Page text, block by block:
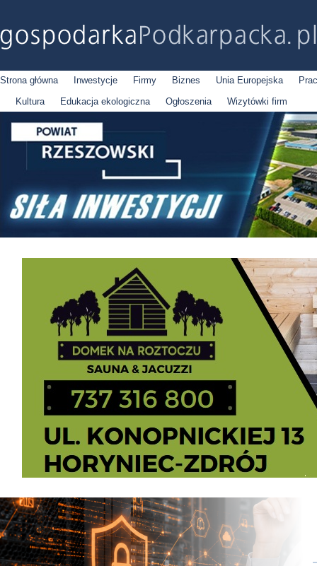
Strona główna Inwestycje Firmy Biznes Unia Europejska
Kultura
Edukacja ekologiczna Ogłoszenia Wizytówki firm